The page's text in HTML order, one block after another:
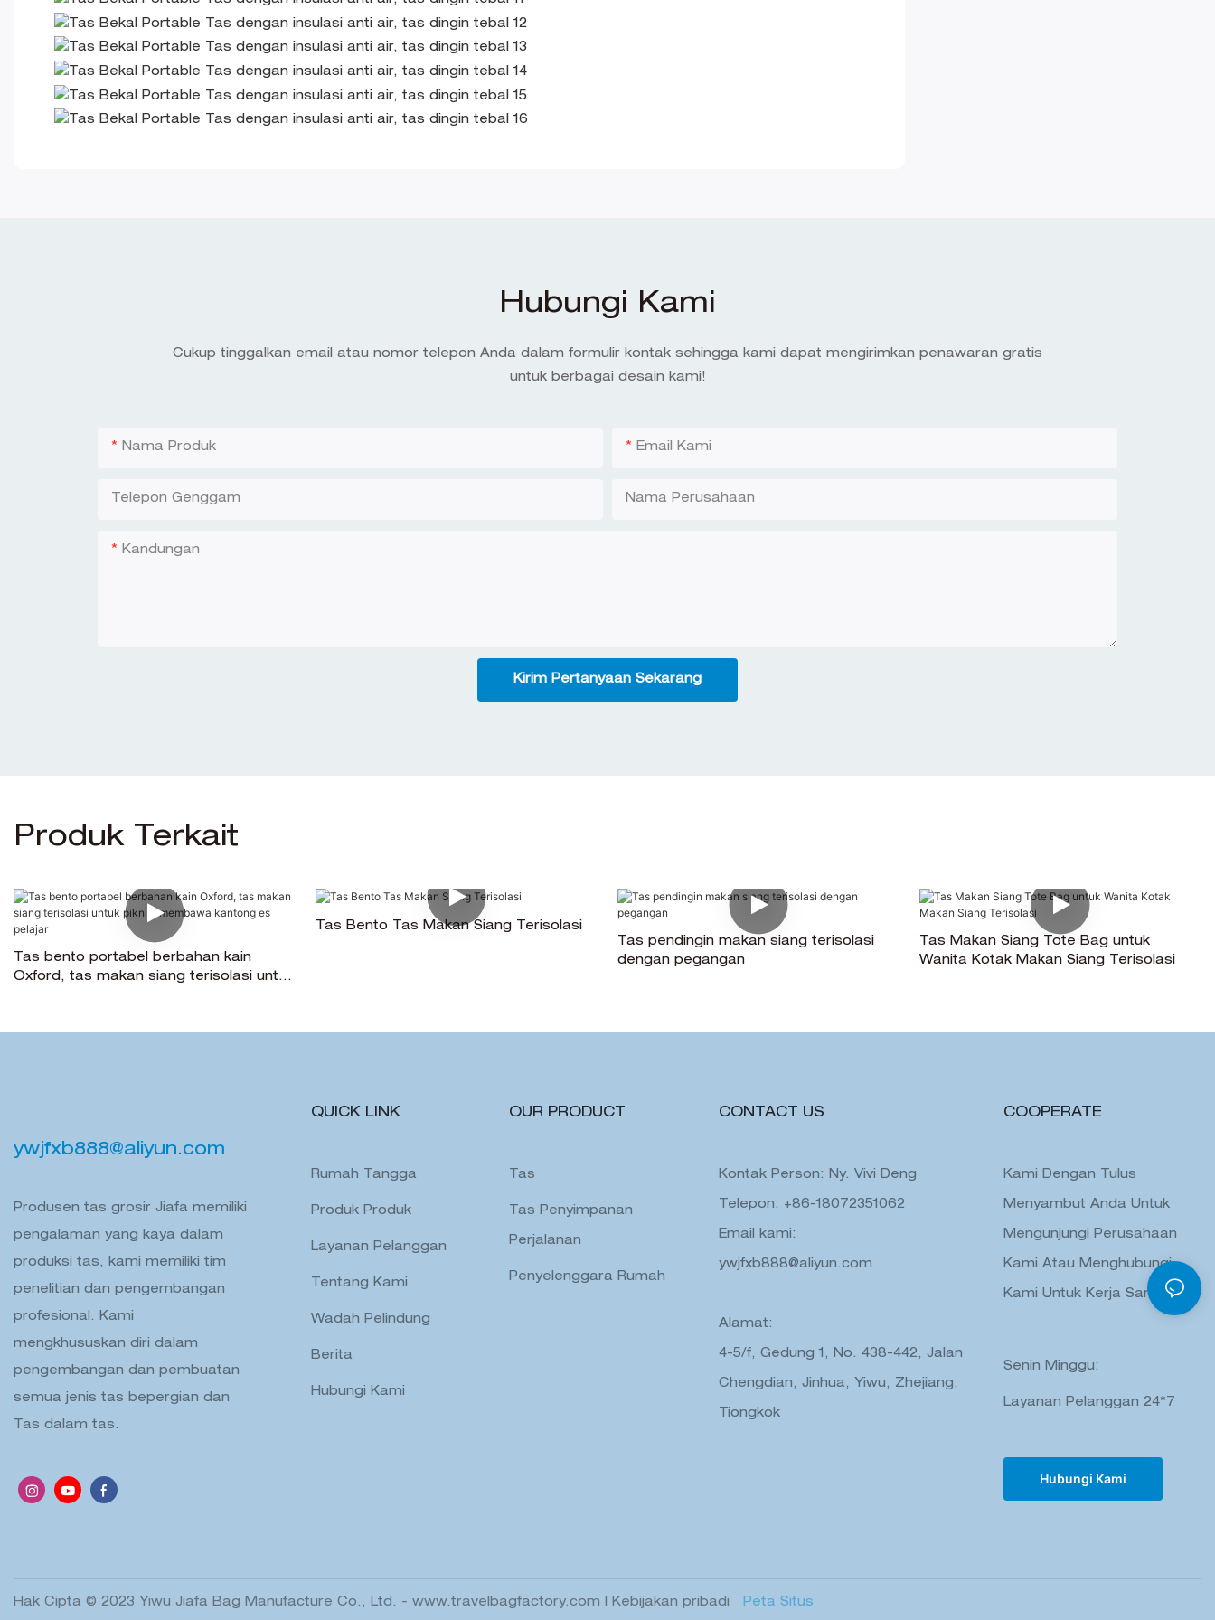
Hubungi Kami
Cukup tinggalkan email atau nomor telepon Anda dalam formulir kontak sehingga kami dapat mengirimkan penawaran gratis
untuk berbagai desain kami!
Nama Produk Email Kami
Telepon Genggam Nama Perusahaan
Kandungan
Kirim Pertanyaan Sekarang
Produk Terkait
Tas bento portabel berbahan kain
Oxford, tas makan siang terisolasi untuk
Tas Bento Tas Makan Siang Terisolasi
Tas pendingin makan siang terisolasi
dengan pegangan
Tas Makan Siang Tote Bag untuk
Wanita Kotak Makan Siang Terisolasi
ywjfxb888@aliyun.com
Produsen tas grosir Jiafa memiliki
pengalaman yang kaya dalam
produksi tas, kami memiliki tim
penelitian dan pengembangan
profesional. Kami
mengkhususkan diri dalam
pengembangan dan pembuatan
semua jenis tas bepergian dan
Tas dalam tas.
QUICK LINK
Rumah Tangga
Produk Produk
Layanan Pelanggan
Tentang Kami
Wadah Pelindung
Berita
Hubungi Kami
OUR PRODUCT
Tas
Tas Penyimpanan
Perjalanan
Penyelenggara Rumah
CONTACT US
Kontak Person: Ny. Vivi Deng
Telepon: +86-18072351062
Email kami:
ywjfxb888@aliyun.com
Alamat:
4-5/f, Gedung 1, No. 438-442, Jalan
Chengdian, Jinhua, Yiwu, Zhejiang,
Tiongkok
COOPERATE
Kami Dengan Tulus
Menyambut Anda Untuk
Mengunjungi Perusahaan
Kami Atau Menghubungi
Kami Untuk Kerja Sama.
Senin Minggu:
Layanan Pelanggan 24*7
Hubungi Kami
Hak Cipta © 2023 Yiwu Jiafa Bag Manufacture Co., Ltd. - www.travelbagfactory.com | Kebijakan pribadi Peta Situs